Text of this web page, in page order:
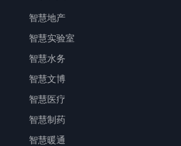
智慧地产
智慧实验室
智慧水务
智慧文博
智慧医疗
智慧制药
智慧暖通